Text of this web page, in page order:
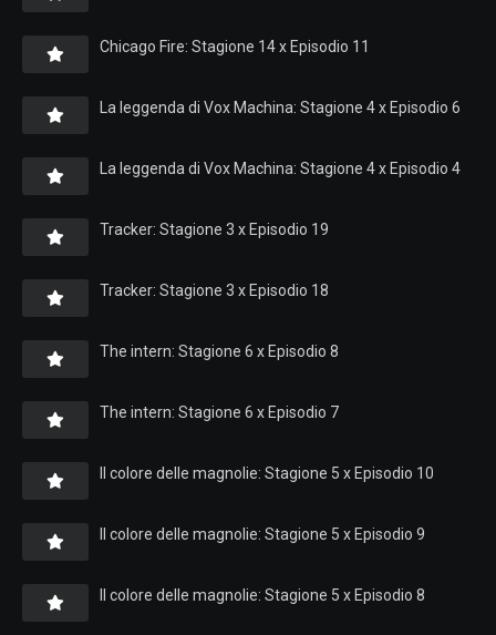
Chicago Fire: Stagione 14 x Episodio 11
La leggenda di Vox Machina: Stagione 4 x Episodio 6
La leggenda di Vox Machina: Stagione 4 x Episodio 4
Tracker: Stagione 3 x Episodio 19
Tracker: Stagione 3 x Episodio 18
The intern: Stagione 6 x Episodio 8
The intern: Stagione 6 x Episodio 7
Il colore delle magnolie: Stagione 5 x Episodio 10
Il colore delle magnolie: Stagione 5 x Episodio 9
Il colore delle magnolie: Stagione 5 x Episodio 8